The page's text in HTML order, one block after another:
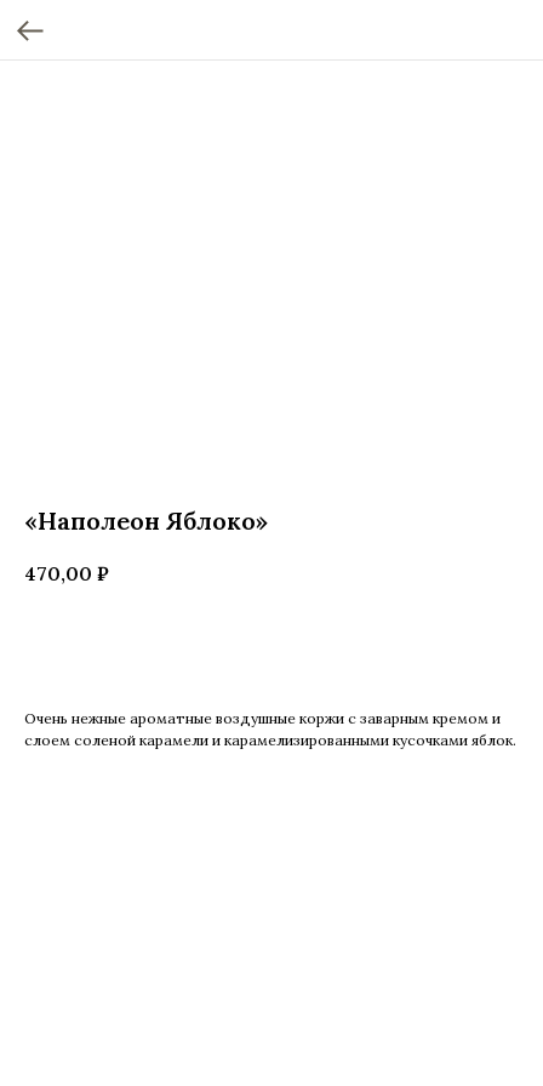
«Наполеон Яблоко»
470,00 ₽
Очень нежные ароматные воздушные коржи с заварным кремом и
слоем соленой карамели и карамелизированными кусочками яблок.